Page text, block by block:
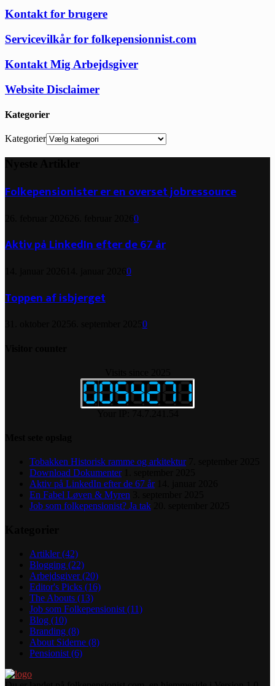
Kontakt for brugere
Servicevilkår for folkepensionnist.com
Kontakt Mig Arbejdsgiver
Website Disclaimer
Kategorier
Kategorier
Folkepensionister er en overset jobressource
0
Aktiv på LinkedIn efter de 67 år
0
Toppen af isbjerget
0
Tobakken Historisk ramme og arkitektur
Download Dokumenter
Aktiv på LinkedIn efter de 67 år
En Fabel Løven & Myren
Job som folkepensionist? Ja tak
Artikler(42)
Blogging (22)
Arbejdsgiver(20)
Editor's Picks (16)
The Abouts (13)
Job som Folkepensionist (11)
Blog (10)
Branding (8)
About Siderne (8)
Pensionist (6)